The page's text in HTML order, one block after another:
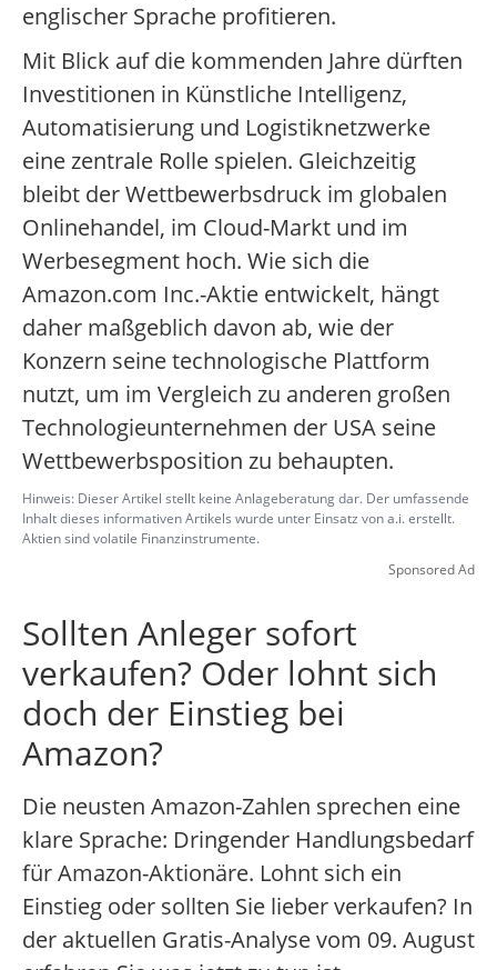
englischer Sprache profitieren.
Mit Blick auf die kommenden Jahre dürften
Investitionen in Künstliche Intelligenz,
Automatisierung und Logistiknetzwerke
eine zentrale Rolle spielen. Gleichzeitig
bleibt der Wettbewerbsdruck im globalen
Onlinehandel, im Cloud-Markt und im
Werbesegment hoch. Wie sich die
Amazon.com Inc.-Aktie entwickelt, hängt
daher maßgeblich davon ab, wie der
Konzern seine technologische Plattform
nutzt, um im Vergleich zu anderen großen
Technologieunternehmen der USA seine
Wettbewerbsposition zu behaupten.
Hinweis: Dieser Artikel stellt keine Anlageberatung dar. Der umfassende
Inhalt dieses informativen Artikels wurde unter Einsatz von a.i. erstellt.
Aktien sind volatile Finanzinstrumente.
Sponsored Ad
Sollten Anleger sofort
verkaufen? Oder lohnt sich
doch der Einstieg bei
Amazon?
Die neusten Amazon-Zahlen sprechen eine
klare Sprache: Dringender Handlungsbedarf
für Amazon-Aktionäre. Lohnt sich ein
Einstieg oder sollten Sie lieber verkaufen? In
der aktuellen Gratis-Analyse vom 09. August